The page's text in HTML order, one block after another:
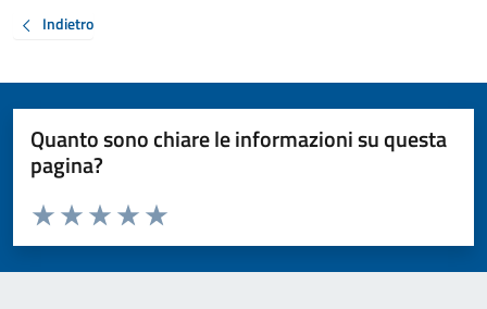
Indietro
Quanto sono chiare le informazioni su questa
pagina?
Valuta da 1 a 5 stelle la pagina
Valuta 5 stelle su 5
Valuta 4 stelle su 5
Valuta 3 stelle su 5
Valuta 2 stelle su 5
Valuta 1 stelle su 5